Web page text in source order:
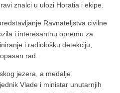
znalci u ulozi Horatia i ekipe.
Ravnateljstva civilne
i interesantnu opremu za
i radiološku detekciju,
rad.
jezera, a medalje
Vlade i ministar unutarnjih